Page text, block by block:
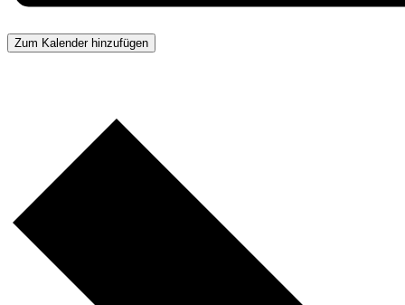
Zum Kalender hinzufügen